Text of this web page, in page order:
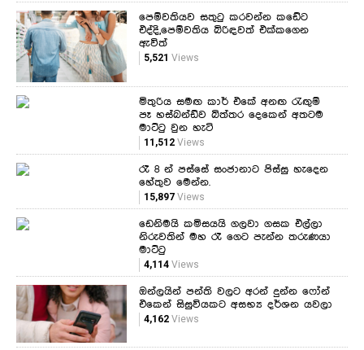
පෙම්වතියව සතුටු කරවන්න කඩේට
එද්දි,පෙම්වතිය බිරිඳවත් එක්කගෙන
ඇවිත්
5,521 Views
මිතුරිය සමඟ කාර් එකේ අනඟ රැඟුම්
පෑ හස්බන්ඩ්ව බිත්තර දෙකෙන් අතටම
මාට්ටු වුන හැටි
11,512Views
රෑ 8 න් පස්සේ සංජානාට පිස්සු හැදෙන
හේතුව මෙන්න.
15,897Views
ඩෙනිමයි කමිසයයි ගලවා ගසක එල්ලා
නිරුවතින් මහ රෑ ගෙට පැන්න තරුණයා
මාට්ටු
4,114Views
ඔන්ලයින් පන්ති වලට අරන් දුන්න ෆෝන්
එකෙන් සිසුවියකට අසභ්‍ය දර්ශන යවලා
4,162Views